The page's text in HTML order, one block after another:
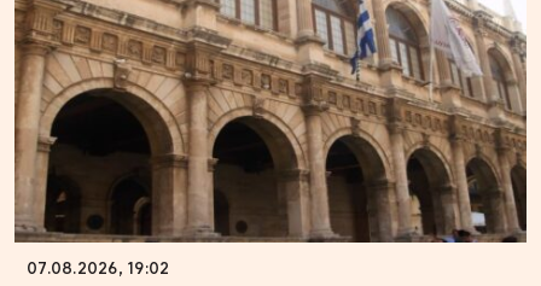
07.08.2026, 19:02